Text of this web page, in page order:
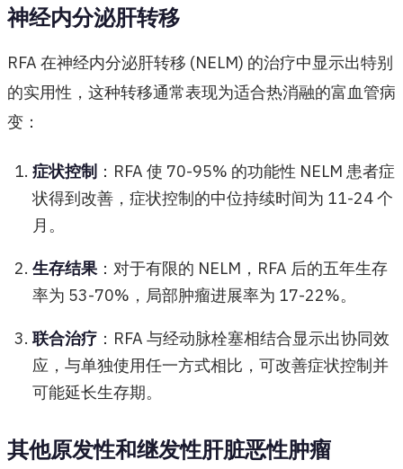
神经内分泌肝转移
RFA 在神经内分泌肝转移 (NELM) 的治疗中显示出特别
的实用性，这种转移通常表现为适合热消融的富血管病
变：
症状控制 ：RFA 使 70-95% 的功能性 NELM 患者症
状得到改善，症状控制的中位持续时间为 11-24 个
月。
生存结果：对于有限的 NELM，RFA 后的五年生存
率为 53-70%，局部肿瘤进展率为 17-22%。
联合治疗 ：RFA 与经动脉栓塞相结合显示出协同效
应，与单独使用任一方式相比，可改善症状控制并
可能延长生存期。
其他原发性和继发性肝脏恶性肿瘤